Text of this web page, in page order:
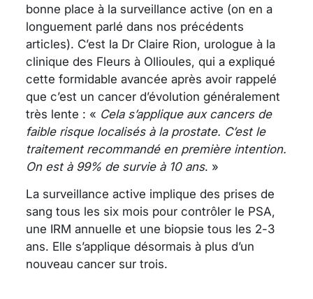
bonne place à la surveillance active (on en a
longuement parlé dans nos précédents
articles). C’est la Dr Claire Rion, urologue à la
clinique des Fleurs à Ollioules, qui a expliqué
cette formidable avancée après avoir rappelé
que c’est un cancer d’évolution généralement
très lente : « Cela s’applique aux cancers de
faible risque localisés à la prostate. C’est le
traitement recommandé en première intention.
On est à 99% de survie à 10 ans. »
La surveillance active implique des prises de
sang tous les six mois pour contrôler le PSA,
une IRM annuelle et une biopsie tous les 2-3
ans. Elle s’applique désormais à plus d’un
nouveau cancer sur trois.